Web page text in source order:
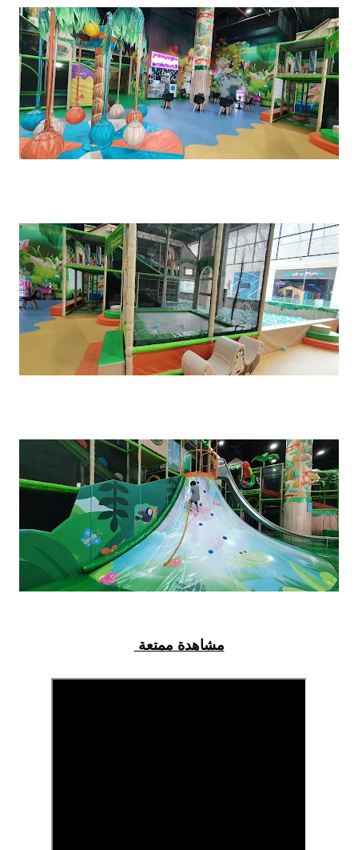
مشاهدة ممتعة